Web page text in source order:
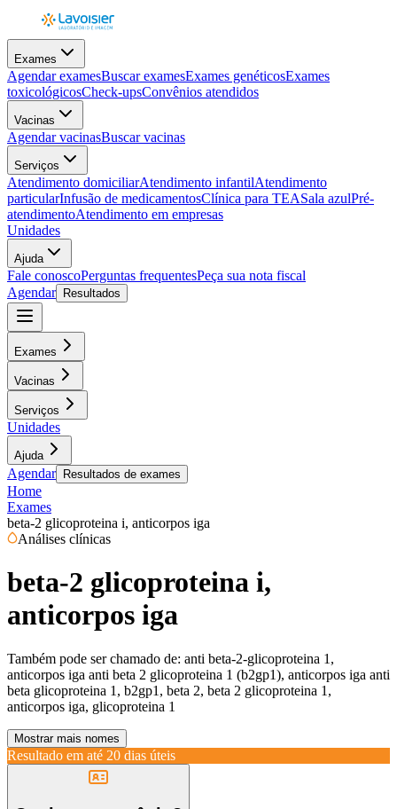
Exames
Agendar examesBuscar examesExames genéticosExames
toxicológicosCheck-upsConvênios atendidos
Vacinas
Agendar vacinasBuscar vacinas
Serviços
Atendimento domiciliarAtendimento infantilAtendimento
particularInfusão de medicamentosClínica para TEASala azulPré-
atendimentoAtendimento em empresas
Unidades
Ajuda
Fale conoscoPerguntas frequentesPeça sua nota fiscal
Agendar
Resultados
Exames
Vacinas
Serviços
Unidades
Ajuda
Agendar Resultados de exames
Home
Exames
beta-2 glicoproteina i, anticorpos iga
Análises clínicas
beta-2 glicoproteina i,
anticorpos iga
Também pode ser chamado de: anti beta-2-glicoproteina 1,
anticorpos iga anti beta 2 glicoproteina 1 (b2gp1), anticorpos iga anti
beta glicoproteina 1, b2gp1, beta 2, beta 2 glicoproteina 1,
anticorpos iga, glicoproteina 1
Mostrar mais nomes
Resultado em até 20 dias úteis